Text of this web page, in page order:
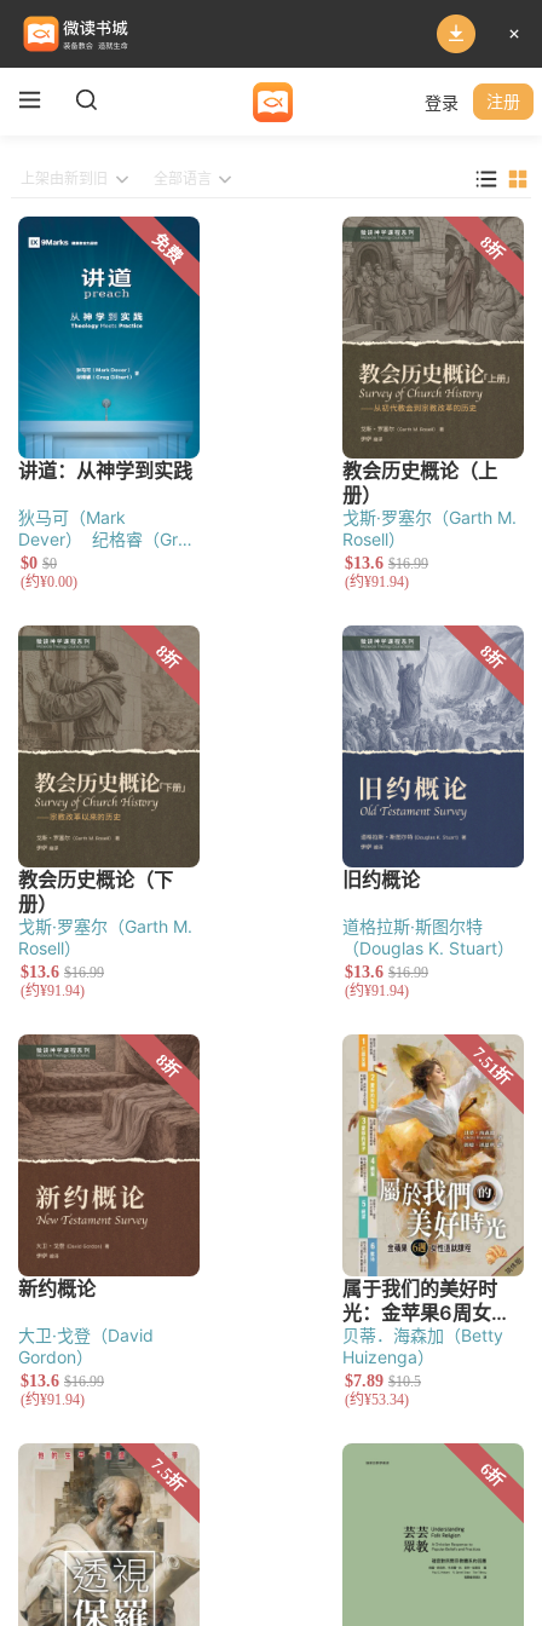
登录 注册
狄马可（Mark
Dever）
纪格睿（Greg
Gilbert）
戈斯·罗塞尔（Garth M.
Rosell）
戈斯·罗塞尔（Garth M.
Rosell）
道格拉斯·斯图尔特
（Douglas K. Stuart）
大卫·戈登（David
Gordon）
贝蒂．海森加（Betty
Huizenga）